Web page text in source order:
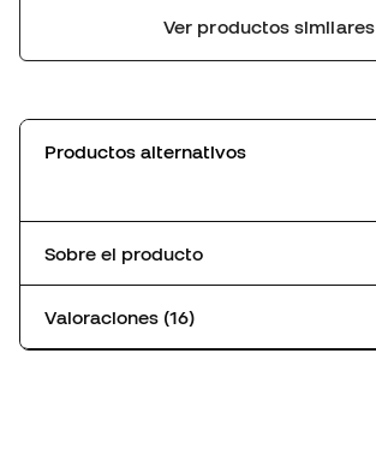
Ver productos similares
Productos alternativos
Sobre el producto
Valoraciones (16)